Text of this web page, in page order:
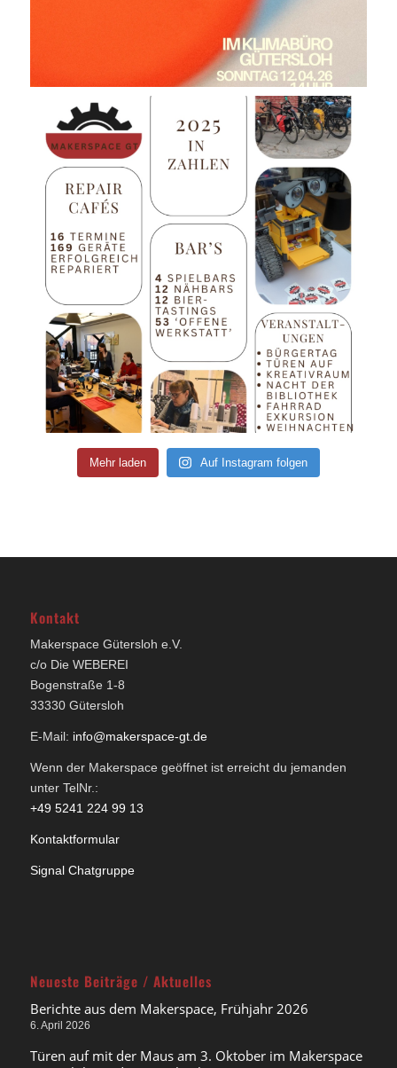
Mehr laden Auf Instagram folgen
Kontakt
Makerspace Gütersloh e.V.
c/o Die WEBEREI
Bogenstraße 1-8
33330 Gütersloh
E-Mail: info@makerspace-gt.de
Wenn der Makerspace geöffnet ist erreicht du jemanden
unter TelNr.:
+49 5241 224 99 13
Kontaktformular
Signal Chatgruppe
Neueste Beiträge / Aktuelles
Berichte aus dem Makerspace, Frühjahr 2026
6. April 2026
Türen auf mit der Maus am 3. Oktober im Makerspace